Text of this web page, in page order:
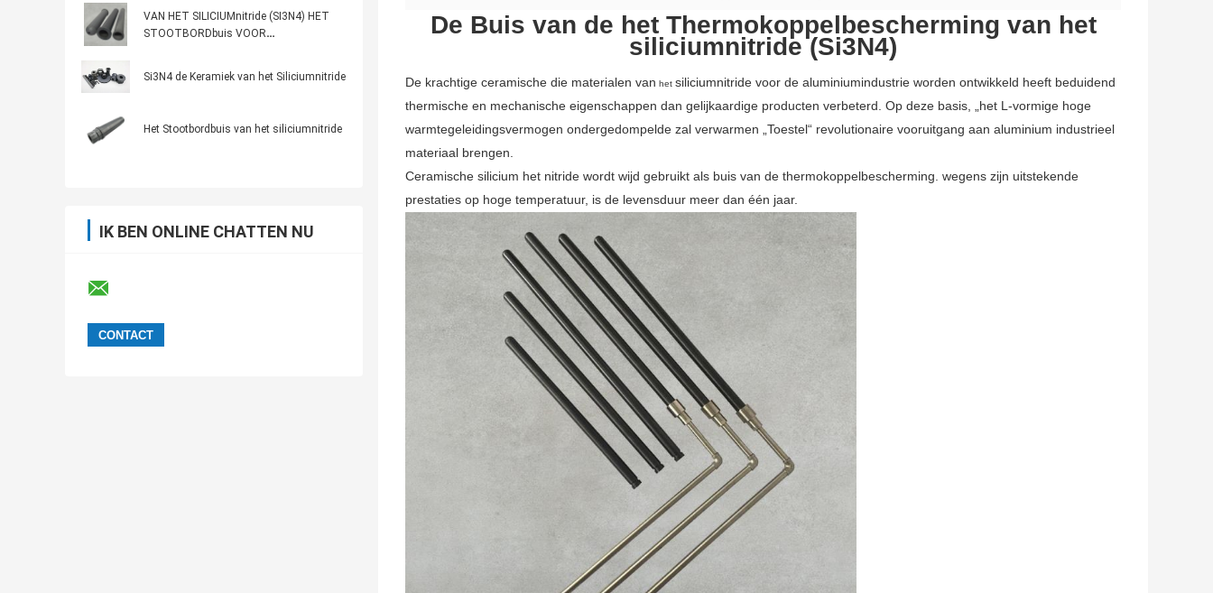
VAN HET SILICIUMnitride (SI3N4) HET
STOOTBORDbuis VOOR
Si3N4 de Keramiek van het Siliciumnitride
Het Stootbordbuis van het siliciumnitride
IK BEN ONLINE CHATTEN NU
De Buis van de het Thermokoppelbescherming van het
siliciumnitride (Si3N4)
De krachtige ceramische die materialen van het siliciumnitride voor de aluminiumindustrie worden ontwikkeld heeft beduidend
thermische en mechanische eigenschappen dan gelijkaardige producten verbeterd. Op deze basis, „het L-vormige hoge
warmtegeleidingsvermogen ondergedompelde zal verwarmen „Toestel“ revolutionaire vooruitgang aan aluminium industrieel
materiaal brengen.
Ceramische silicium het nitride wordt wijd gebruikt als buis van de thermokoppelbescherming. wegens zijn uitstekende
prestaties op hoge temperatuur, is de levensduur meer dan één jaar.